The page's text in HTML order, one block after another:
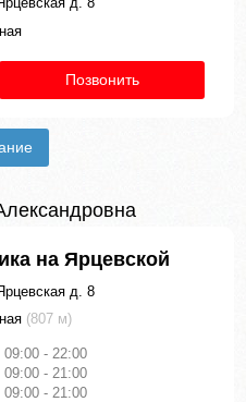
Позвонить
на Ярцевской
д. 8
(807 м)
09:00 - 22:00
09:00 - 21:00
09:00 - 21:00